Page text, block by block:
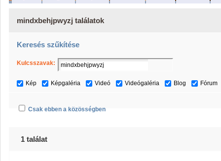
mindxbehjpwyzj találatok
Keresés szűkítése
Kulcsszavak:
Kép Képgaléria Videó Videógaléria Blog Fórum
Csak ebben a közösségben
1 találat